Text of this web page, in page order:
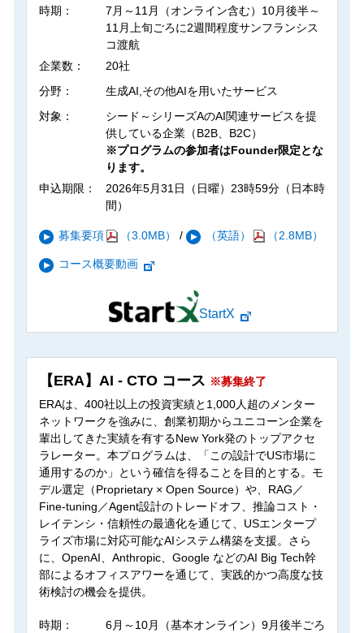
時期：
7月～11月（オンライン含む）10月後半～
11月上旬ごろに2週間程度サンフランシス
コ渡航
企業数：
20社
分野：
生成AI,その他AIを用いたサービス
対象：
シード～シリーズAのAI関連サービスを提
供している企業（B2B、B2C）
※プログラムの参加者はFounder限定とな
ります。
申込期限：
2026年5月31日（日曜）23時59分（日本時
間）
募集要項 （3.0MB） / （英語） （2.8MB）
コース概要動画
StartX
【ERA】AI - CTO コース ※募集終了
ERAは、400社以上の投資実績と1,000人超のメンター
ネットワークを強みに、創業初期からユニコーン企業を
輩出してきた実績を有するNew York発のトップアクセ
ラレーター。本プログラムは、「この設計でUS市場に
通用するのか」という確信を得ることを目的とする。モ
デル選定（Proprietary × Open Source）や、RAG／
Fine-tuning／Agent設計のトレードオフ、推論コスト・
レイテンシ・信頼性の最適化を通じて、USエンタープ
ライズ市場に対応可能なAIシステム構築を支援。さら
に、OpenAI、Anthropic、Google などのAI Big Tech幹
部によるオフィスアワーを通じて、実践的かつ高度な技
術検討の機会を提供。
時期：
6月～10月（基本オンライン）9月後半ごろ